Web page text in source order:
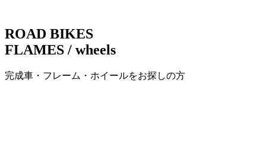
ゲ
シ
ROAD BIKES
FLAMES / wheels
完成車・フレーム・ホイールをお探しの方